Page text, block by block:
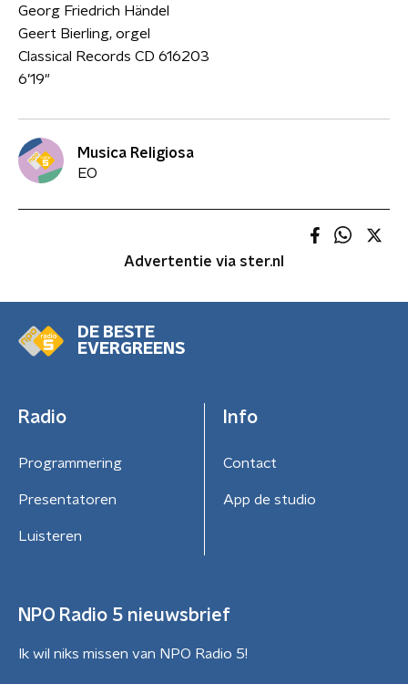
Georg Friedrich Händel
Geert Bierling, orgel
Classical Records CD 616203
6’19"
Musica Religiosa
EO
Advertentie via ster.nl
DE BESTE
EVERGREENS
Radio
Programmering
Presentatoren
Luisteren
Info
Contact
App de studio
NPO Radio 5 nieuwsbrief
Ik wil niks missen van NPO Radio 5!